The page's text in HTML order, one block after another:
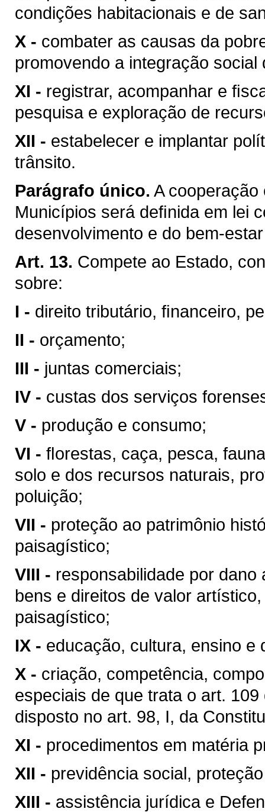
condições habitacionais e de
X - combater as causas da
promovendo a integração
XI - registrar, acompanhar e
pesquisa e exploração de
XII - estabelecer e implantar
trânsito.
Parágrafo único. A cooperação
Municípios será deﬁnida em lei
desenvolvimento e do bem-
Art. 13. Compete ao Estado,
sobre:
I - direito tributário, ﬁnanceiro,
II - orçamento;
III - juntas comerciais;
IV - custas dos serviços
V - produção e consumo;
VI - ﬂorestas, caça, pesca,
solo e dos recursos naturais,
poluição;
VII - proteção ao patrimônio
paisagístico;
VIII - responsabilidade por
bens e direitos de valor
paisagístico;
IX - educação, cultura, ensino e
X - criação, competência,
especiais de que trata o art.
disposto no art. 98, I, da
XI - procedimentos em matéria
XII - previdência social,
XIII - assistência jurídica e